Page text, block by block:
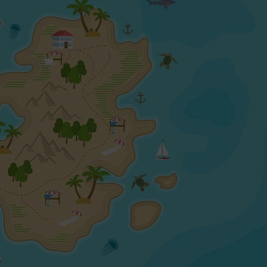
wykonaną z myślą o codziennym
skrócie:
Produkcja na wymiar — idealne
Możliwość czyszczenia wilgotną
Wysoka rozdzielczość druku i
Naturalny kolorystyka